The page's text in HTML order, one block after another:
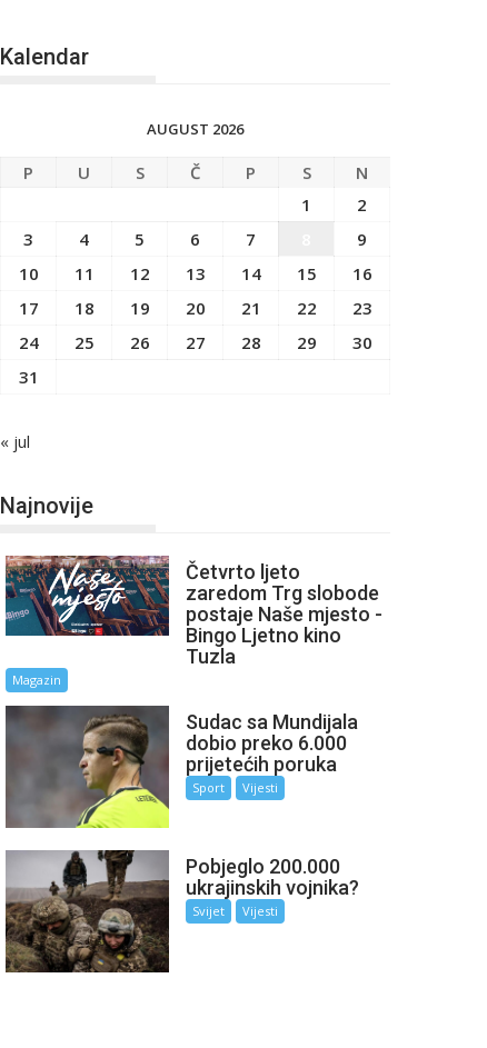
Kalendar
AUGUST 2026
P U S Č P S
N
1
2
3
4 5 6 7
9
10
11 12 13 14 15
16
17
18 19 20 21 22
23
24
25 26 27 28 29
30
31
« jul
Najnovije
Četvrto ljeto
zaredom Trg slobode
postaje Naše mjesto -
Bingo Ljetno kino
Tuzla
Magazin
Sudac sa Mundijala
dobio preko 6.000
prijetećih poruka
Sport Vijesti
Pobjeglo 200.000
ukrajinskih vojnika?
Svijet Vijesti